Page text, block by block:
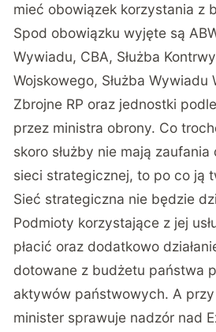
mieć obowiązek korzystania z
Spod obowiązku wyjęte są
Wywiadu, CBA, Służba
Wojskowego, Służba Wywiadu
Zbrojne RP oraz jednostki
przez ministra obrony. Co
skoro służby nie mają
sieci strategicznej, to po co ją
Sieć strategiczna nie będzie
Podmioty korzystające z jej
płacić oraz dodatkowo
dotowane z budżetu państwa
aktywów państwowych. A
minister sprawuje nadzór nad